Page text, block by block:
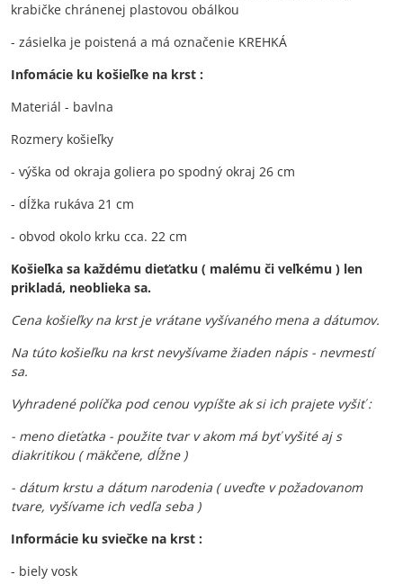
krabičke chránenej plastovou obálkou
- zásielka je poistená a má označenie KREHKÁ
Infomácie ku košieľke na krst :
Materiál - bavlna
Rozmery košieľky
- výška od okraja goliera po spodný okraj 26 cm
- dĺžka rukáva 21 cm
- obvod okolo krku cca. 22 cm
Košieľka sa každému dieťatku ( malému či veľkému ) len
prikladá, neoblieka sa.
Cena košieľky na krst je vrátane vyšívaného mena a dátumov.
Na túto košieľku na krst nevyšívame žiaden nápis - nevmestí
sa.
Vyhradené políčka pod cenou vypíšte ak si ich prajete vyšiť :
- meno dieťatka - použite tvar v akom má byť vyšité aj s
diakritikou ( mäkčene, dĺžne )
- dátum krstu a dátum narodenia ( uveďte v požadovanom
tvare, vyšívame ich vedľa seba )
Informácie ku sviečke na krst :
- biely vosk